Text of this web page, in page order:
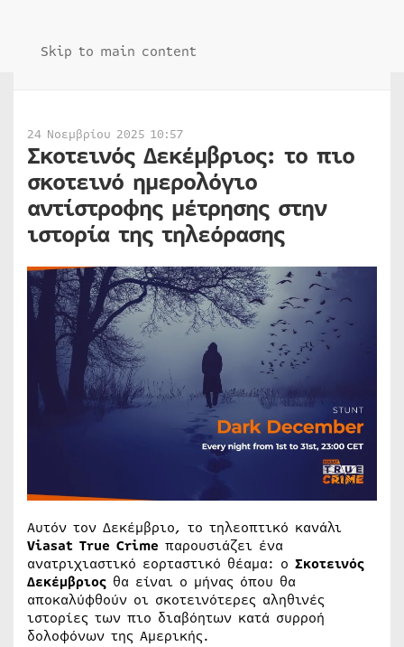
Skip to main content
24 Νοεμβρίου 2025 10:57
Σκοτεινός Δεκέμβριος: το πιο
σκοτεινό ημερολόγιο
αντίστροφης μέτρησης στην
ιστορία της τηλεόρασης
Αυτόν τον Δεκέμβριο, το τηλεοπτικό κανάλι
Viasat True Crime παρουσιάζει ένα
ανατριχιαστικό εορταστικό θέαμα: ο Σκοτεινός
Δεκέμβριος θα είναι ο μήνας όπου θα
αποκαλύφθούν οι σκοτεινότερες αληθινές
ιστορίες των πιο διαβόητων κατά συρροή
δολοφόνων της Αμερικής.